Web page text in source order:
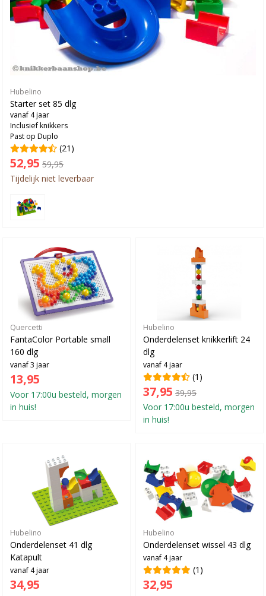
Hubelino
Starter set 85 dlg
vanaf 4 jaar
Inclusief knikkers
Past op Duplo
(21)
52,95 59,95
Tijdelijk niet leverbaar
Quercetti
FantaColor Portable small
160 dlg
vanaf 3 jaar
13,95
Voor 17:00u besteld, morgen
in huis!
Hubelino
Onderdelenset knikkerlift 24
dlg
vanaf 4 jaar
(1)
37,95 39,95
Voor 17:00u besteld, morgen
in huis!
Hubelino
Onderdelenset 41 dlg
Katapult
vanaf 4 jaar
34,95
Hubelino
Onderdelenset wissel 43 dlg
vanaf 4 jaar
(1)
32,95